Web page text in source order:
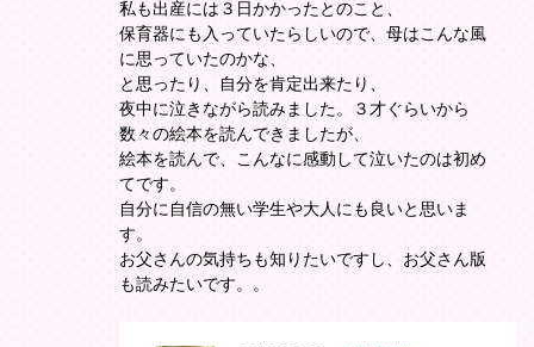
私も出産には３日かかったとのこと、
保育器にも入っていたらしいので、母はこんな風
に思っていたのかな、
と思ったり、自分を肯定出来たり、
夜中に泣きながら読みました。３才ぐらいから
数々の絵本を読んできましたが、
絵本を読んで、こんなに感動して泣いたのは初め
てです。
自分に自信の無い学生や大人にも良いと思いま
す。
お父さんの気持ちも知りたいですし、お父さん版
も読みたいです。。